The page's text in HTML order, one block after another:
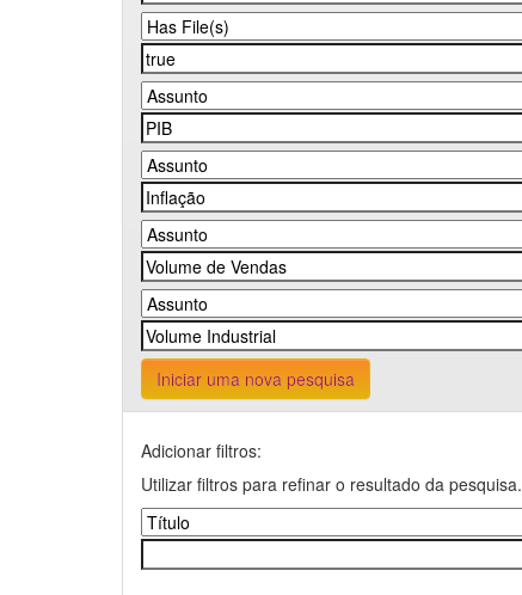
Iniciar uma nova pesquisa
Adicionar filtros:
Utilizar filtros para refinar o resultado da pesquisa.